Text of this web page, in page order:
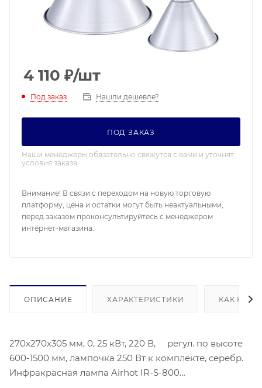
4 110 ₽/шт
Под заказ Нашли дешевле?
ПОД ЗАКАЗ
Наши менеджеры обязательно свяжутся с вами и уточнят
условия заказа
Внимание! В связи с переходом на новую торговую
платформу, цена и остатки могут быть неактуальными,
перед заказом проконсультируйтесь с менеджером
интернет-магазина.
ОПИСАНИЕ ХАРАКТЕРИСТИКИ КАК
270х270х305 мм, 0, 25 кВт, 220 В, регул. по высоте
600-1500 мм, лампочка 250 Вт к комплекте, серебр.
Инфракрасная лампа Airhot IR-S-800